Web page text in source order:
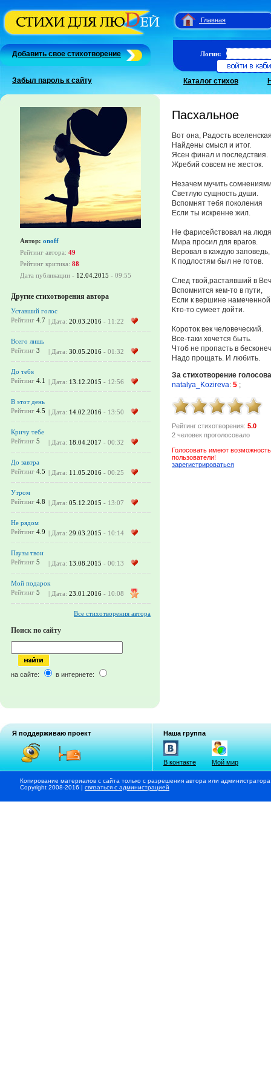
Главная
Добавить свое стихотворение
Забыл пароль к сайту
Логин:
Каталог стихов
Автор: onoff
Рейтинг автора: 49
Рейтинг критика: 88
Дата публикации - 12.04.2015 - 09:55
Другие стихотворения автора
Уставший голос
Рейтинг 4.7 | Дата: 20.03.2016 - 11:22
Всего лишь
Рейтинг 3 | Дата: 30.05.2016 - 01:32
До тебя
Рейтинг 4.1 | Дата: 13.12.2015 - 12:56
В этот день
Рейтинг 4.5 | Дата: 14.02.2016 - 13:50
Кричу тебе
Рейтинг 5 | Дата: 18.04.2017 - 00:32
До завтра
Рейтинг 4.5 | Дата: 11.05.2016 - 00:25
Утром
Рейтинг 4.8 | Дата: 05.12.2015 - 13:07
Не рядом
Рейтинг 4.9 | Дата: 29.03.2015 - 10:14
Паузы твои
Рейтинг 5 | Дата: 13.08.2015 - 00:13
Мой подарок
Рейтинг 5 | Дата: 23.01.2016 - 10:08
Все стихотворения автора
Поиск по сайту
на сайте: в интернете:
Пасхальное
Вот она, Радость
Найдены смысл и итог.
Ясен финал и последствия.
Жребий совсем не жесток.
Незачем мучить
Светлую сущность души.
Вспомнят тебя поколения
Если ты искренне жил.
Не фарисействовал на
Мира просил для врагов.
Веровал в каждую заповедь,
К подлостям был не готов.
След твой,растаявший в
Вспомнится кем-то в пути,
Если к вершине намеченной
Кто-то сумеет дойти.
Короток век человеческий.
Все-таки хочется быть.
Чтоб не пропасть в
Надо прощать. И любить.
За стихотворение
natalya_Kozireva: 5 ;
Рейтинг стихотворения: 5.0
2 человек проголосовало
Голосовать имеют
пользователи!
зарегистрироваться
Я поддерживаю проект Наша группа
В контакте Мой мир
Копирование материалов с сайта только с разрешения автора или
Copyright 2008-2016 | связаться с администрацией